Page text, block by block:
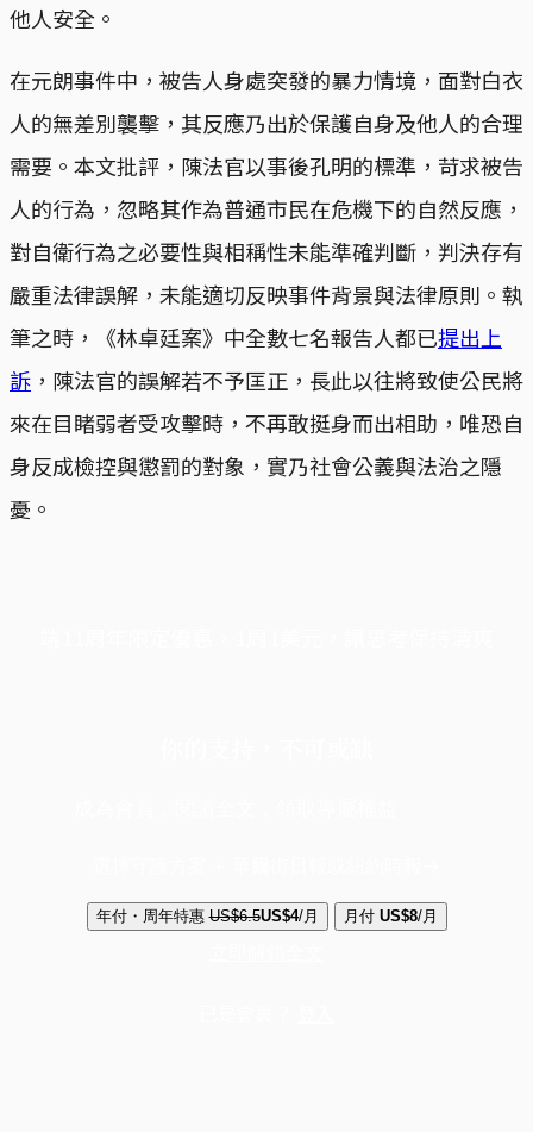
他人安全。
在元朗事件中，被告人身處突發的暴力情境，面對白衣
人的無差別襲擊，其反應乃出於保護自身及他人的合理
需要。本文批評，陳法官以事後孔明的標準，苛求被告
人的行為，忽略其作為普通市民在危機下的自然反應，
對自衛行為之必要性與相稱性未能準確判斷，判決存有
嚴重法律誤解，未能適切反映事件背景與法律原則。執
筆之時，《林卓廷案》中全數七名報告人都已提出上
訴 ，陳法官的誤解若不予匡正，長此以往將致使公民將
來在目睹弱者受攻擊時，不再敢挺身而出相助，唯恐自
身反成檢控與懲罰的對象，實乃社會公義與法治之隱
憂。
年付・周年特惠 US$6.5US$4/月 月付 US$8/月